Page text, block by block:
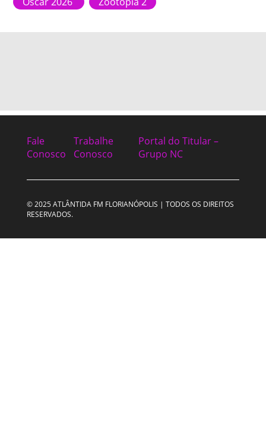
Fale
Conosco
Trabalhe
Conosco
Portal do Titular –
Grupo NC
© 2025 ATLÂNTIDA FM FLORIANÓPOLIS | TODOS OS DIREITOS
RESERVADOS.